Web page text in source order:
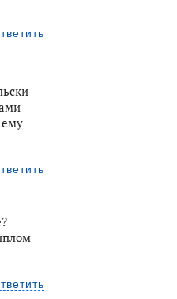
ему